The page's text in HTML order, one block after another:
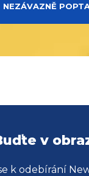
NEZÁVAZNĚ
v
k odebírání